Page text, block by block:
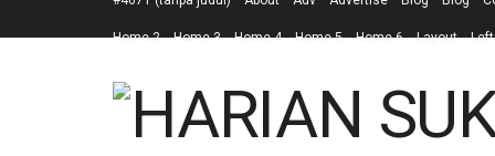
Home 2 Home 3 Home 4 Home 5 Home 6 Layout